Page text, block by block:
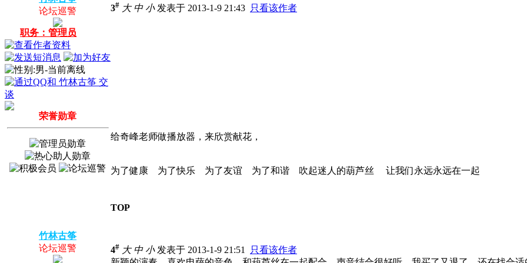
论坛巡警
职务：管理员
荣誉勋章
3# 大 中 小发表于 2013-1-9 21:43 只看该作者
给奇峰老师做播放器，来欣赏献花，
为了健康 为了快乐 为了友谊 为了和谐 吹起迷人的葫芦丝 让我们永远永远在一起
TOP
竹林古筝
论坛巡警
4# 大 中 小发表于 2013-1-9 21:51
只看该作者